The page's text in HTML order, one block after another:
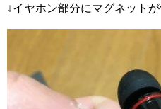
↓イヤホン部分にマグネットが